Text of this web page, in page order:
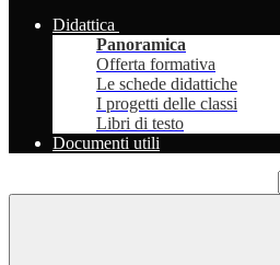
Didattica
Panoramica
Offerta formativa
Le schede didattiche
I progetti delle classi
Libri di testo
Documenti utili